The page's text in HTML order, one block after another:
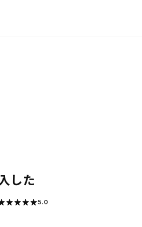
した
5.0